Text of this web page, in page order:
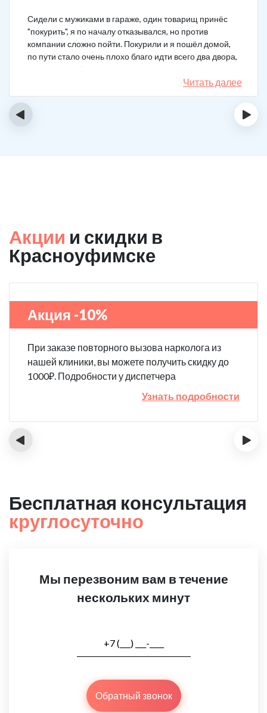
Сидели с мужиками в гараже, один товарищ принёс
"покурить", я по началу отказывался, но против
компании сложно пойти. Покурили и я пошёл домой,
по пути стало очень плохо благо идти всего два двора,
чувствовал что точно, что-то не так. Спасибо большое,
что быстро приехали, поставили капельницу и уже
меня начало отпускать. После оказалось, что товарищ
Читать далее
‹ ›
Акции и скидки в
Красноуфимске
Акция -10%
При заказе повторного вызова нарколога из
нашей клиники, вы можете получить скидку до
1000₽. Подробности у диспетчера
Узнать подробности
‹ ›
Бесплатная консультация
круглосуточно
Мы перезвоним вам в течение
нескольких минут
Обратный звонок